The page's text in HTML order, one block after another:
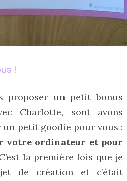
!
proposer un petit bonus
Charlotte, sont avons
petit goodie pour vous :
votre ordinateur et pour
la première fois que je
de création et c’était